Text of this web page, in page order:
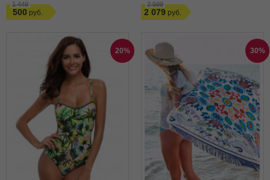
1 449
500
2 599
2 079
20% 30%